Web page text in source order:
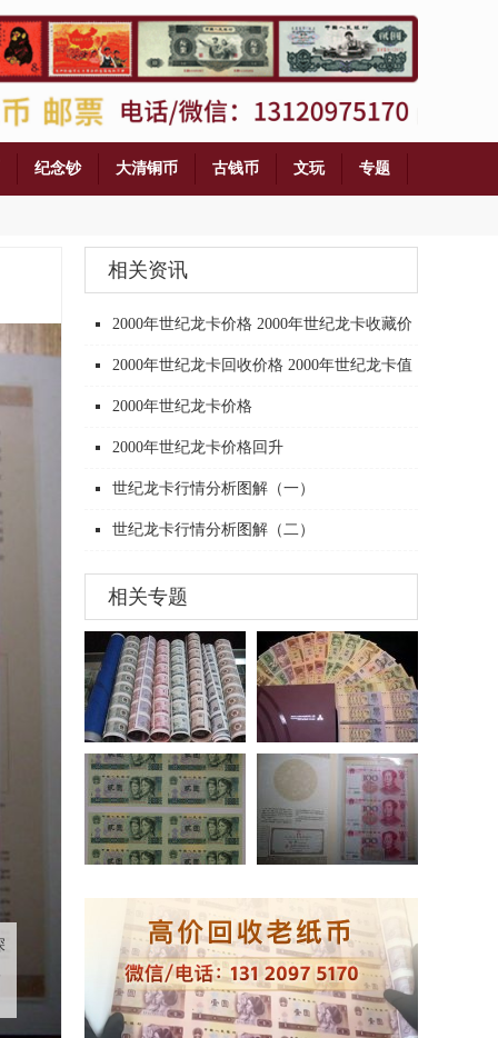
纪念钞 大清铜币 古钱币 文玩
专题
相关资讯
2000年世纪龙卡价格 2000年世纪龙卡收藏价
值
2000年世纪龙卡回收价格 2000年世纪龙卡值
得收藏吗
2000年世纪龙卡价格
2000年世纪龙卡价格回升
世纪龙卡行情分析图解（一）
世纪龙卡行情分析图解（二）
相关专题